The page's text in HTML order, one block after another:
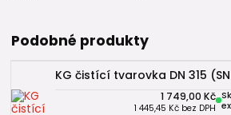
Podobné produkty
KG čistící tvarovka DN 315
1 749,00 Kč
1 445,45 Kč bez DPH